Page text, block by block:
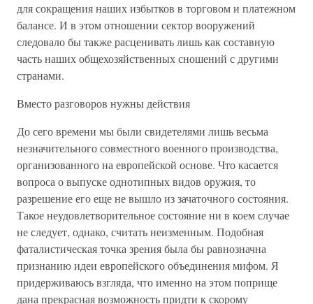
для сокращения наших избытков в торговом и платежном
балансе. И в этом отношении сектор вооружений
следовало бы так­же расценивать лишь как составную
часть наших общехозяйственных сношений с другими
странами.
Вместо разговоров нужны действия
До сего времени мы были свидетелями лишь весьма
незначительного совместного военного производства,
организованного на европейской основе. Что касается
вопроса о выпуске однотипных видов оружия, то
разрешение его еще не вышло из зачаточного состояния.
Такое неудовлетворительное состояние ни в коем случае
не следует, однако, считать неизменным. Подобная
фаталистическая точка зрения была бы равнозначна
признанию идеи европейского объединения мифом. Я
придерживаюсь взгляда, что именно на этом поприще
дана прекрасная возможность придти к скорому